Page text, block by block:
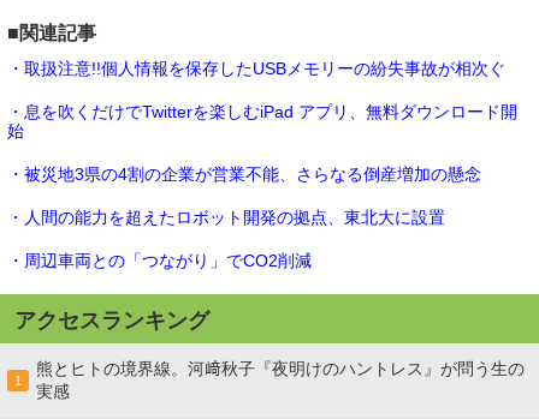
■関連記事
・取扱注意!!個人情報を保存したUSBメモリーの紛失事故が相次ぐ
・息を吹くだけでTwitterを楽しむiPad アプリ、無料ダウンロード開
始
・被災地3県の4割の企業が営業不能、さらなる倒産増加の懸念
・人間の能力を超えたロボット開発の拠点、東北大に設置
・周辺車両との「つながり」でCO2削減
アクセスランキング
1
熊とヒトの境界線。河﨑秋子『夜明けのハントレス』が問う生の
実感